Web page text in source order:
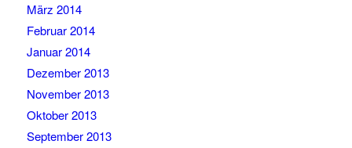
März 2014
Februar 2014
Januar 2014
Dezember 2013
November 2013
Oktober 2013
September 2013